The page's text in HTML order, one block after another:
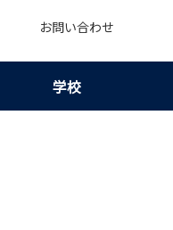
お問い合わせ
学校